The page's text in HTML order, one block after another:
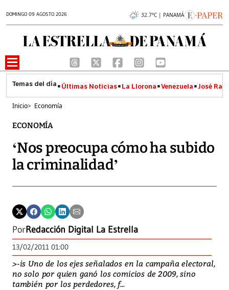
DOMINGO 09 AGOSTO 2026 32.7°C | PANAMÁ
Últimas Noticias La Llorona Venezuela José
Inicio> Economía
ECONOMÍA
‘Nos preocupa cómo ha subido
la criminalidad’
PorRedacción Digital La Estrella
13/02/2011 01:00
>-is Uno de los ejes señalados en la campaña electoral,
no solo por quien ganó los comicios de 2009, sino
también por los perdedores, f...